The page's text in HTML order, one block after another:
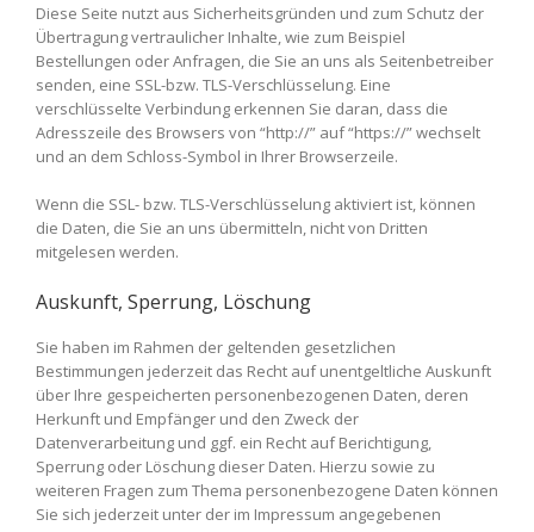
Diese Seite nutzt aus Sicherheitsgründen und zum Schutz der
Übertragung vertraulicher Inhalte, wie zum Beispiel
Bestellungen oder Anfragen, die Sie an uns als Seitenbetreiber
senden, eine SSL-bzw. TLS-Verschlüsselung. Eine
verschlüsselte Verbindung erkennen Sie daran, dass die
Adresszeile des Browsers von “http://” auf “https://” wechselt
und an dem Schloss-Symbol in Ihrer Browserzeile.
Wenn die SSL- bzw. TLS-Verschlüsselung aktiviert ist, können
die Daten, die Sie an uns übermitteln, nicht von Dritten
mitgelesen werden.
Auskunft, Sperrung, Löschung
Sie haben im Rahmen der geltenden gesetzlichen
Bestimmungen jederzeit das Recht auf unentgeltliche Auskunft
über Ihre gespeicherten personenbezogenen Daten, deren
Herkunft und Empfänger und den Zweck der
Datenverarbeitung und ggf. ein Recht auf Berichtigung,
Sperrung oder Löschung dieser Daten. Hierzu sowie zu
weiteren Fragen zum Thema personenbezogene Daten können
Sie sich jederzeit unter der im Impressum angegebenen